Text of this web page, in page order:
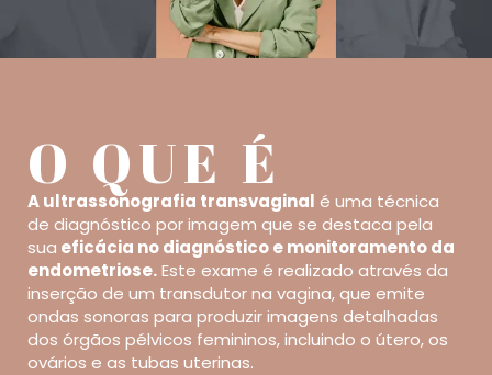
O QUE É
A ultrassonografia transvaginal é uma técnica
de diagnóstico por imagem que se destaca pela
sua eficácia no diagnóstico e monitoramento da
endometriose.Este exame é realizado através da
inserção de um transdutor na vagina, que emite
ondas sonoras para produzir imagens detalhadas
dos órgãos pélvicos femininos, incluindo o útero, os
ovários e as tubas uterinas.